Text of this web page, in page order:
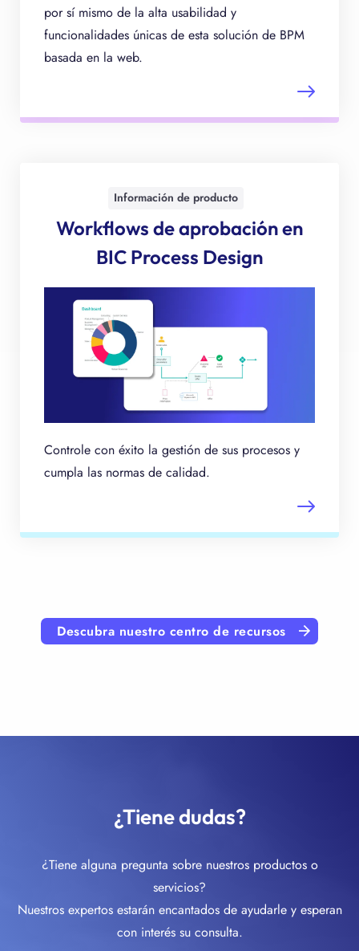
por sí mismo de la alta usabilidad y
funcionalidades únicas de esta solución de BPM
basada en la web.
Información de producto
Workflows de aprobación en
BIC Process Design
Controle con éxito la gestión de sus procesos y
cumpla las normas de calidad.
Descubra nuestro centro de recursos
¿Tiene dudas?
¿Tiene alguna pregunta sobre nuestros productos o
servicios?
Nuestros expertos estarán encantados de ayudarle y esperan
con interés su consulta.